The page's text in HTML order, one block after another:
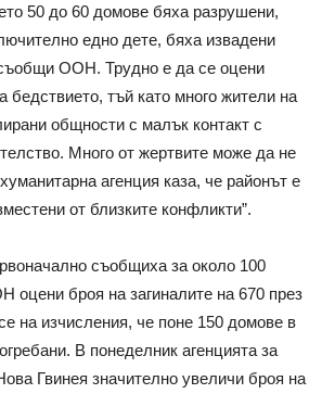
50 до 60 домове бяха разрушени,
едно дете, бяха извадени
ООН. Трудно е да се оцени
бедствието, тъй като много жители на
общности с малък контакт с
Много от жертвите може да не
агенция каза, че районът е
от близките конфликти”.
съобщиха за около 100
оцени броя на загиналите на 670 през
на изчисления, че поне 150 домове в
В понеделник агенцията за
Гвинея значително увеличи броя на